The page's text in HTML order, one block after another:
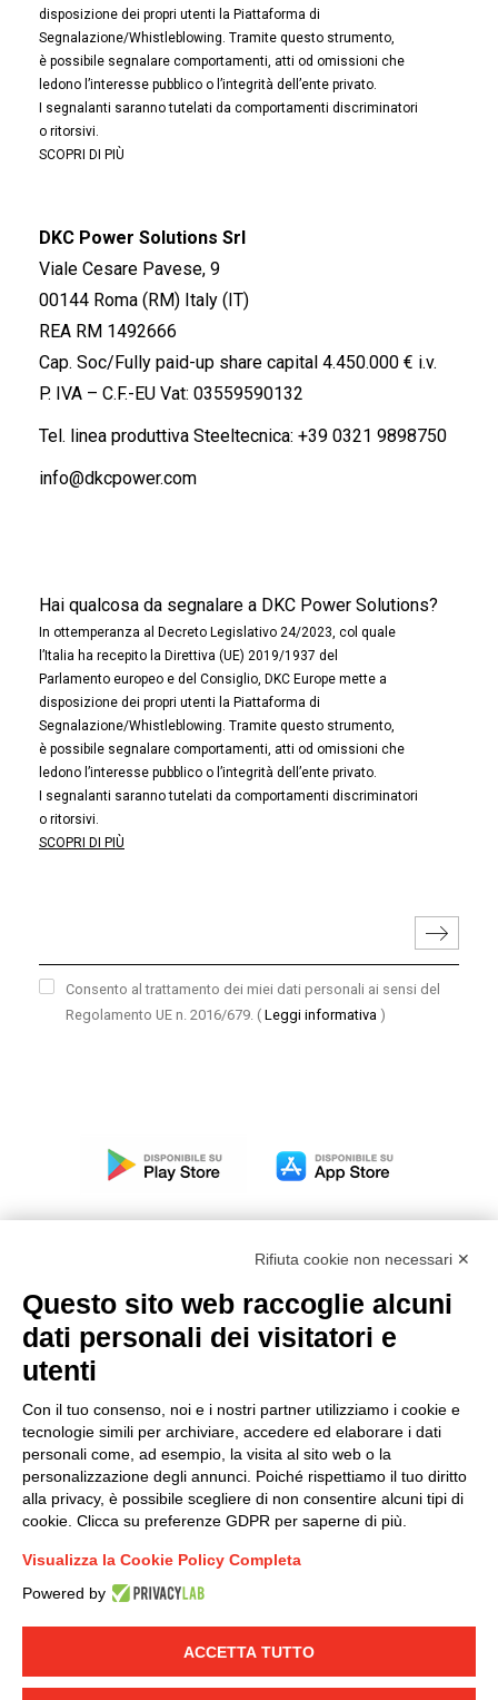
disposizione dei propri utenti la Piattaforma di
Segnalazione/Whistleblowing. Tramite questo strumento,
è possibile segnalare comportamenti, atti od omissioni che
ledono l’interesse pubblico o l’integrità dell’ente privato.
I segnalanti saranno tutelati da comportamenti discriminatori
o ritorsivi.
SCOPRI DI PIÙ
DKC Power Solutions Srl
Viale Cesare Pavese, 9
00144 Roma (RM) Italy (IT)
REA RM 1492666
Cap. Soc/Fully paid-up share capital 4.450.000 € i.v.
P. IVA – C.F.-EU Vat: 03559590132
Tel. linea produttiva Steeltecnica: +39 0321 9898750
info@dkcpower.com
Hai qualcosa da segnalare a DKC Power Solutions?
In ottemperanza al Decreto Legislativo 24/2023, col quale
l’Italia ha recepito la Direttiva (UE) 2019/1937 del
Parlamento europeo e del Consiglio, DKC Europe mette a
disposizione dei propri utenti la Piattaforma di
Segnalazione/Whistleblowing. Tramite questo strumento,
è possibile segnalare comportamenti, atti od omissioni che
ledono l’interesse pubblico o l’integrità dell’ente privato.
I segnalanti saranno tutelati da comportamenti discriminatori
o ritorsivi.
SCOPRI DI PIÙ
Consento al trattamento dei miei dati personali ai sensi del
Regolamento UE n. 2016/679. ( Leggi informativa )
LINKEDIN YOUTUBE
© 2019 - DKC Europe - -
Cookie-Yourbiz
Modello organizzativo, gestione e controllo – D. lgs.
231/2001
Condizioni generali di vendita DKC Power Solutions
Condizioni generali di acquisto
Codice etico
Rifiuta cookie non necessari ✕
Questo sito web raccoglie alcuni
dati personali dei visitatori e
utenti
Con il tuo consenso, noi e i nostri partner utilizziamo i cookie e
tecnologie simili per archiviare, accedere ed elaborare i dati
personali come, ad esempio, la visita al sito web o la
personalizzazione degli annunci. Poiché rispettiamo il tuo diritto
alla privacy, è possibile scegliere di non consentire alcuni tipi di
cookie. Clicca su preferenze GDPR per saperne di più.
Visualizza la Cookie Policy Completa
Powered by
ACCETTA TUTTO